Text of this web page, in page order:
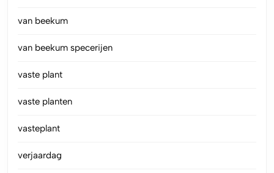
van beekum
van beekum specerijen
vaste plant
vaste planten
vasteplant
verjaardag